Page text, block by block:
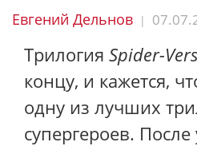
Евгений Дельнов |
Трилогия Spider-
концу, и кажется,
одну из лучших
супергероев. После